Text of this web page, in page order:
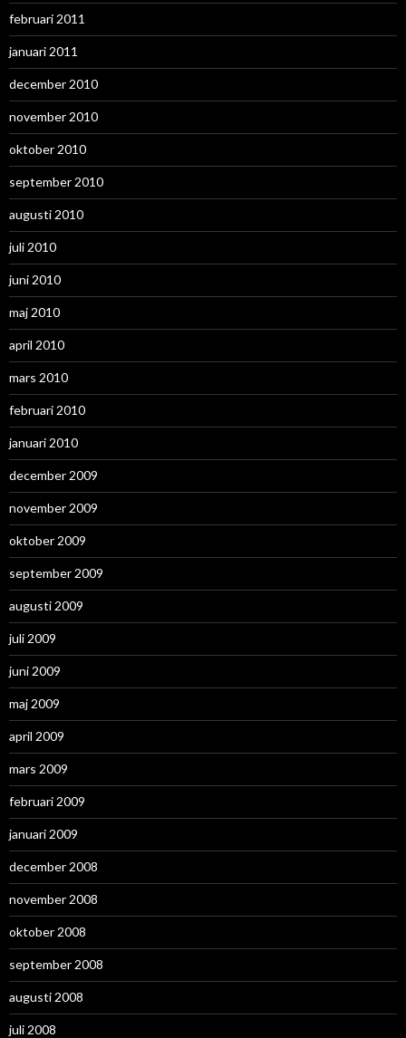
februari 2011
januari 2011
december 2010
november 2010
oktober 2010
september 2010
augusti 2010
juli 2010
juni 2010
maj 2010
april 2010
mars 2010
februari 2010
januari 2010
december 2009
november 2009
oktober 2009
september 2009
augusti 2009
juli 2009
juni 2009
maj 2009
april 2009
mars 2009
februari 2009
januari 2009
december 2008
november 2008
oktober 2008
september 2008
augusti 2008
juli 2008